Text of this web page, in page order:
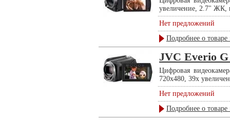
увеличение, 2.7" ЖК,
Нет предложений
Подробнее о товаре
JVC Everio
Цифровая
720x480, 39x
Нет предложений
Подробнее о товаре